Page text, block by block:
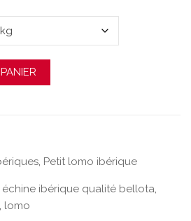
Ibérique Qualité "Bellota"
, Petit lomo ibérique
échine ibérique qualité bellota,
, lomo